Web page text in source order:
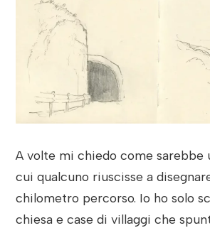
A volte mi chiedo come sarebbe
cui qualcuno riuscisse a
chilometro percorso. Io ho solo
chiesa e case di villaggi che